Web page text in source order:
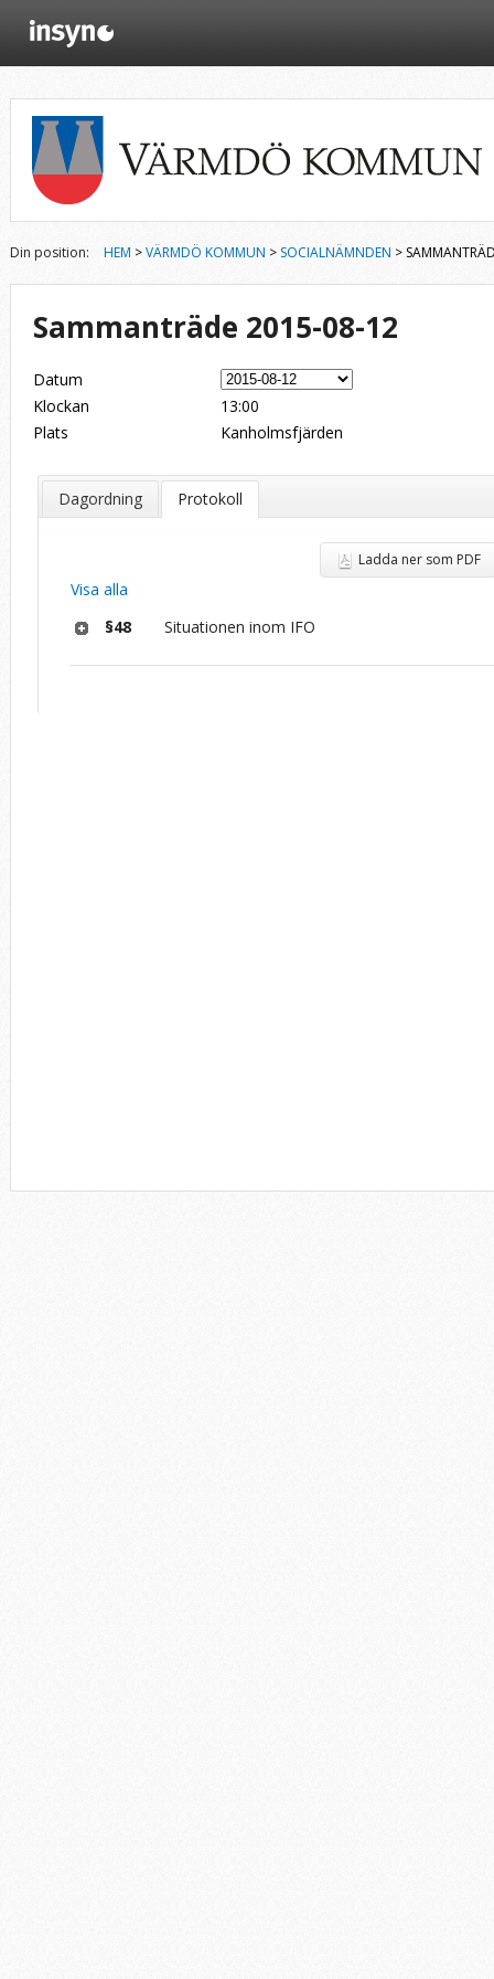
Din position: HEM >VÄRMDÖ KOMMUN > SOCIALNÄMNDEN >
Sammanträde 2015-08-12
Datum
Klockan
13:00
Plats
Kanholmsfjärden
Dagordning Protokoll
Ladda ner som PDF
Visa alla
§48
Situationen inom IFO